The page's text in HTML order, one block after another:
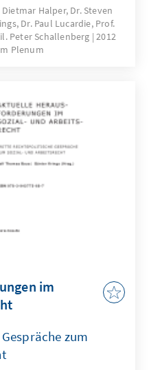
dafür,
Säkularisierung,
durch kleinere
und
etablierten
realistische
Fragen standen
die die Konrad-
2011 in
Halper, Dr. Steven
Dr. Paul Lucardie, Prof.
Peter Schallenberg 2012
Plenum
im
zum